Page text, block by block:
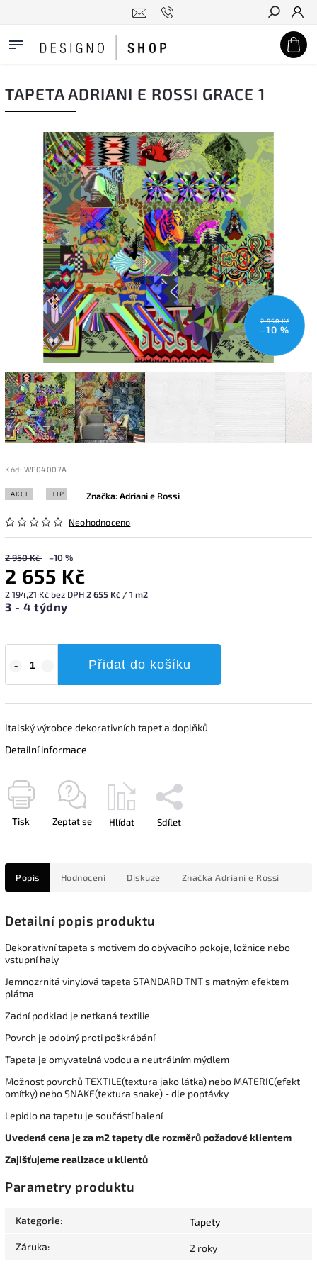
Hledat
TAPETA ADRIANI E ROSSI GRACE 1
2 950 Kč
–10 %
Kód: WP04007A
AKCE TIP
Neohodnoceno
Značka:Adriani e Rossi
2 950 Kč –10 %
2 655 Kč
2 194,21 Kč bez DPH2 655 Kč / 1 m2
3 - 4 týdny
Přidat do košíku
Italský výrobce dekorativních tapet a doplňků
Detailní informace
Tisk Zeptat se Hlídat Sdílet
Popis Hodnocení Diskuze Značka Adriani e Rossi
Detailní popis produktu
Dekorativní tapeta s motivem do obývacího pokoje, ložnice nebo
vstupní haly
Jemnozrnitá vinylová tapeta STANDARD TNT s matným efektem
plátna
Zadní podklad je netkaná textilie
Povrch je odolný proti poškrábání
Tapeta je omyvatelná vodou a neutrálním mýdlem
Možnost povrchů TEXTILE(textura jako látka) nebo MATERIC(efekt
omítky) nebo SNAKE(textura snake) - dle poptávky
Lepidlo na tapetu je součástí balení
Uvedená cena je za m2 tapety dle rozměrů požadové klientem
Zajišťujeme realizace u klientů
Parametry produktu
Kategorie: Tapety
Záruka: 2 roky